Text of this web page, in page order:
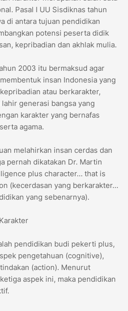
Pasal I UU Sisdiknas tahun
di antara tujuan pendidikan
potensi peserta didik
kepribadian dan akhlak mulia.
2003 itu bermaksud agar
insan Indonesia yang
atau berkarakter,
generasi bangsa yang
karakter yang bernafas
agama.
melahirkan insan cerdas dan
pernah dikatakan Dr. Martin
plus character… that is
(kecerdasan yang berkarakter…
yang sebenarnya).
pendidikan budi pekerti plus,
pengetahuan (cognitive),
(action). Menurut
aspek ini, maka pendidikan